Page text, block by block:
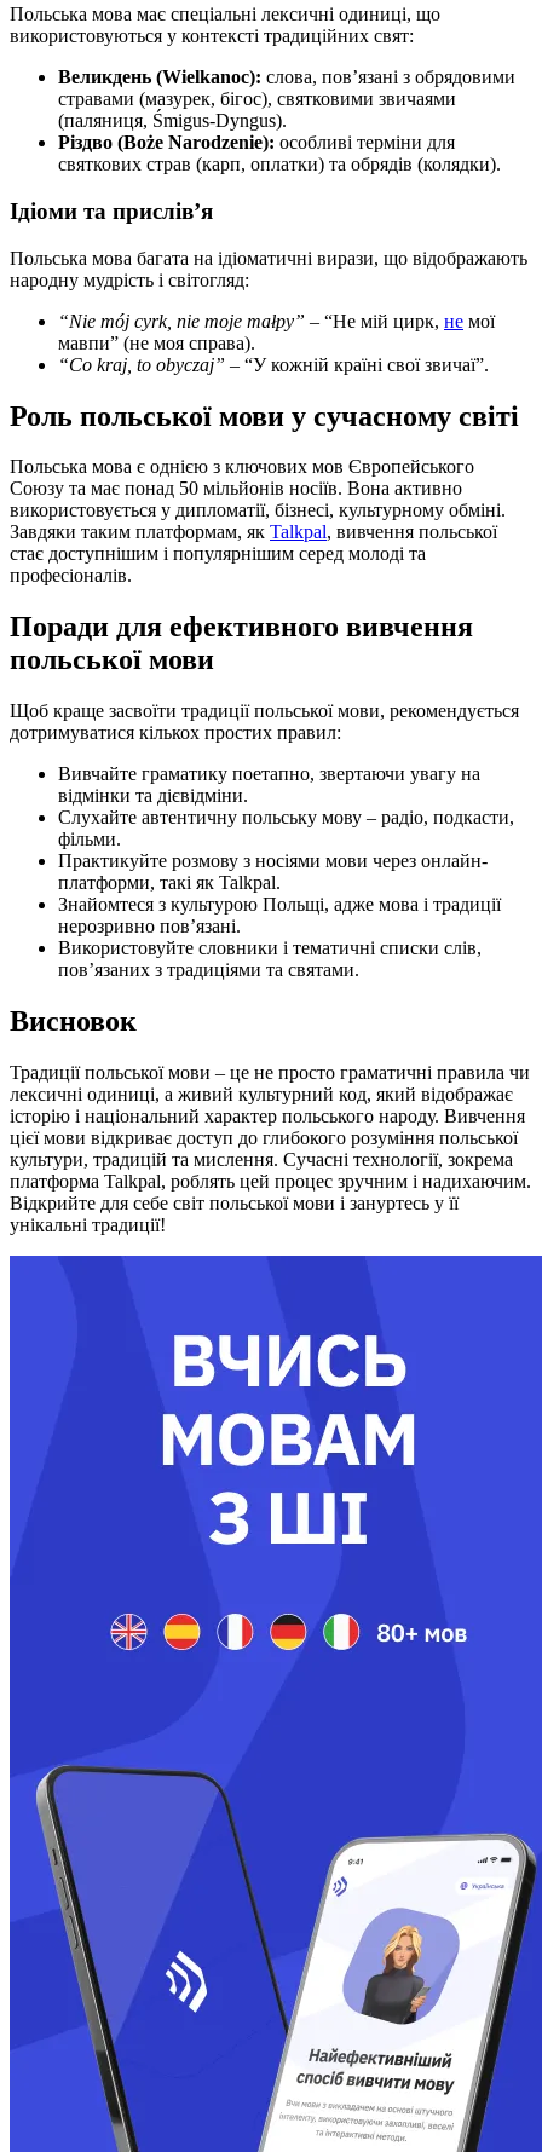
Польська мова має спеціальні лексичні одиниці, що
використовуються у контексті традиційних свят:
Великдень (Wielkanoc): слова, пов’язані з обрядовими
стравами (мазурек, бігос), святковими звичаями
(паляниця, Śmigus-Dyngus).
Різдво (Boże Narodzenie): особливі терміни для
святкових страв (карп, оплатки) та обрядів (колядки).
Ідіоми та прислів’я
Польська мова багата на ідіоматичні вирази, що відображають
народну мудрість і світогляд:
“Nie mój cyrk, nie moje małpy” – “Не мій цирк, не мої
мавпи” (не моя справа).
“Co kraj, to obyczaj” – “У кожній країні свої звичаї”.
Роль польської мови у сучасному світі
Польська мова є однією з ключових мов Європейського
Союзу та має понад 50 мільйонів носіїв. Вона активно
використовується у дипломатії, бізнесі, культурному обміні.
Завдяки таким платформам, як Talkpal, вивчення польської
стає доступнішим і популярнішим серед молоді та
професіоналів.
Поради для ефективного вивчення
польської мови
Щоб краще засвоїти традиції польської мови, рекомендується
дотримуватися кількох простих правил:
Вивчайте граматику поетапно, звертаючи увагу на
відмінки та дієвідміни.
Слухайте автентичну польську мову – радіо, подкасти,
фільми.
Практикуйте розмову з носіями мови через онлайн-
платформи, такі як Talkpal.
Знайомтеся з культурою Польщі, адже мова і традиції
нерозривно пов’язані.
Використовуйте словники і тематичні списки слів,
пов’язаних з традиціями та святами.
Висновок
Традиції польської мови – це не просто граматичні правила чи
лексичні одиниці, а живий культурний код, який відображає
історію і національний характер польського народу. Вивчення
цієї мови відкриває доступ до глибокого розуміння польської
культури, традицій та мислення. Сучасні технології, зокрема
платформа Talkpal, роблять цей процес зручним і надихаючим.
Відкрийте для себе світ польської мови і зануртесь у її
унікальні традиції!